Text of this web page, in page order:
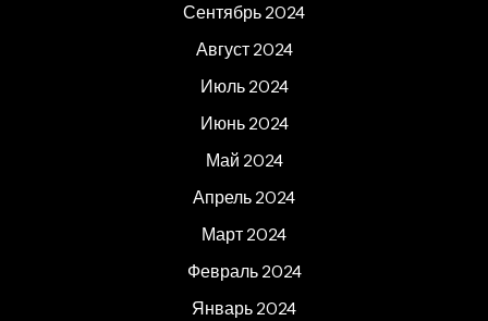
Сентябрь 2024
Август 2024
Июль 2024
Июнь 2024
Май 2024
Апрель 2024
Март 2024
Февраль 2024
Январь 2024